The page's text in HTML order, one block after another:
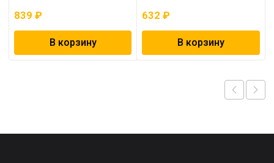
839 ₽
В корзину
632₽
В корзину